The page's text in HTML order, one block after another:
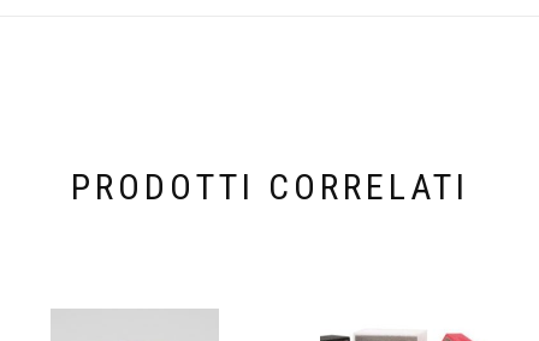
PRODOTTI CORRELATI